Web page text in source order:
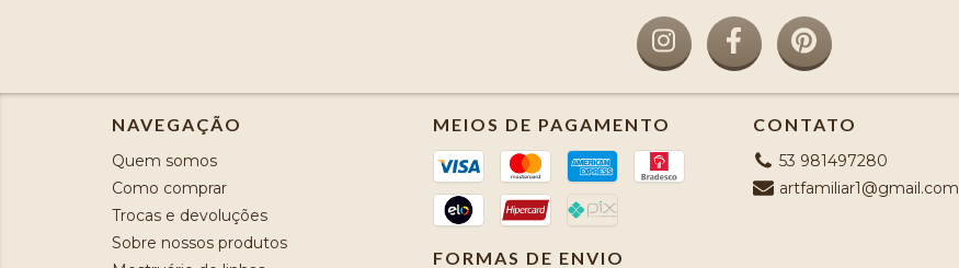
NAVEGAÇÃO
Quem somos
Como comprar
Trocas e devoluções
Sobre nossos produtos
MEIOS DE PAGAMENTO
FORMAS DE ENVIO
CONTATO
53 981497280
artfamiliar1@gmail.com